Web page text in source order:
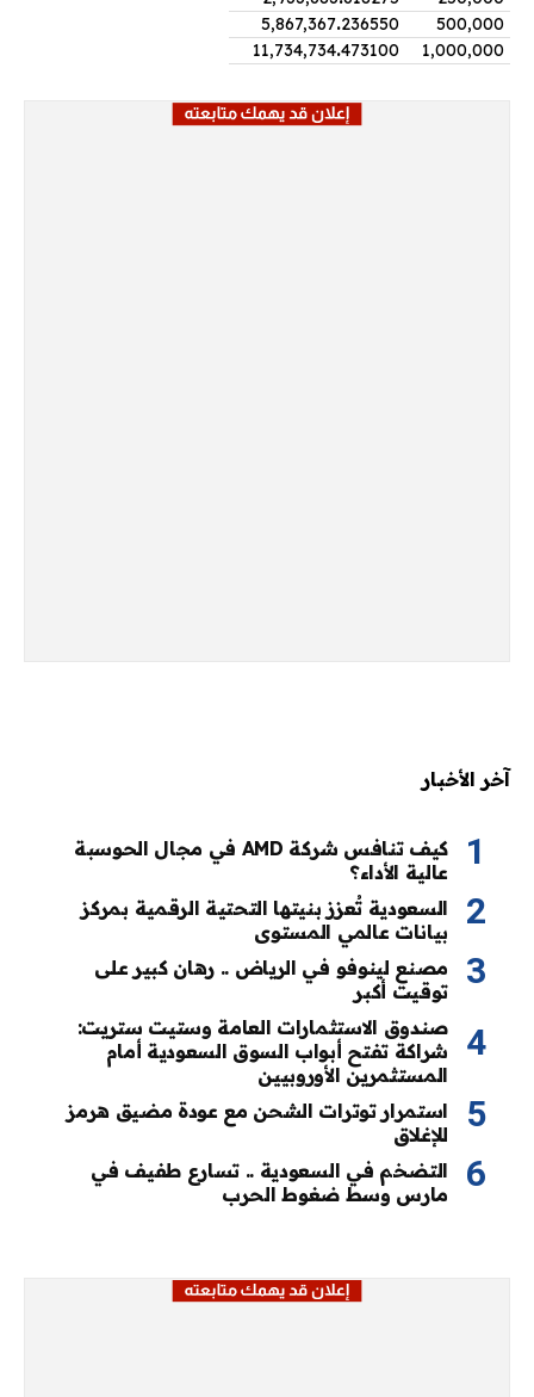
500,000
5,867,367.236550
1,000,000
11,734,734.473100
آخر الأخبار
كيف تنافس شركة AMD في مجال الحوسبة
عالية الأداء؟
السعودية تُعزز بنيتها التحتية الرقمية بمركز
بيانات عالمي المستوى
مصنع لينوفو في الرياض .. رهان كبير على
توقيت أكبر
صندوق الاستثمارات العامة وستيت ستريت:
شراكة تفتح أبواب السوق السعودية أمام
المستثمرين الأوروبيين
استمرار توترات الشحن مع عودة مضيق هرمز
للإغلاق
التضخم في السعودية .. تسارع طفيف في
مارس وسط ضغوط الحرب